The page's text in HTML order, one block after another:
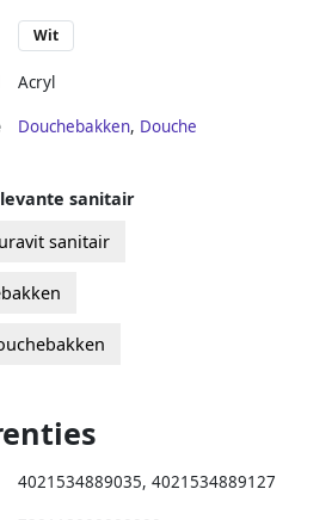
Wit
Acryl
Douchebakken, Douche
sanitair
sanitair
4021534889035, 4021534889127